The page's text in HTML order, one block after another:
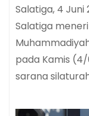
Salatiga, 4 Juni
Salatiga
pada Kamis
sarana